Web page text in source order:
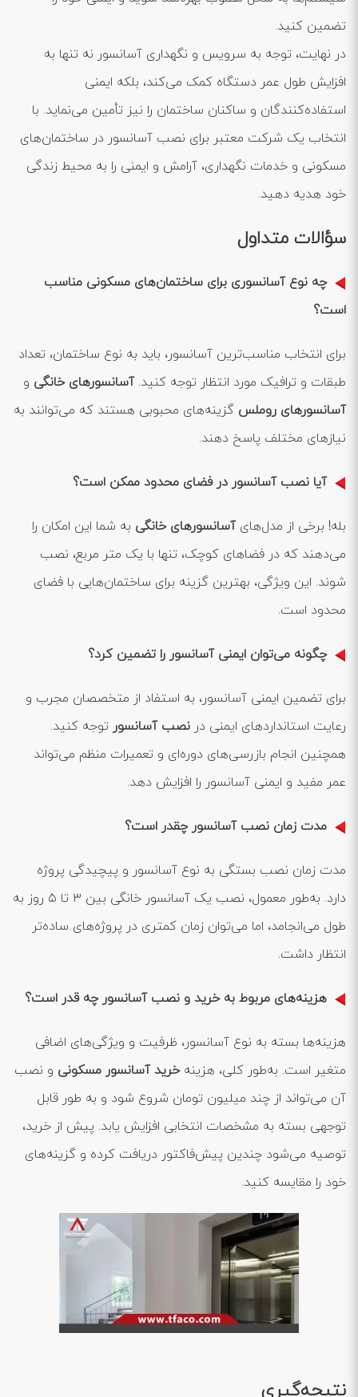
تضمین کنید.
در نهایت، توجه به سرویس و نگهداری آسانسور نه تنها به
افزایش طول عمر دستگاه کمک می‌کند، بلکه ایمنی
استفاده‌کنندگان و ساکنان ساختمان را نیز تأمین می‌نماید. با
انتخاب یک شرکت معتبر برای نصب آسانسور در ساختمان‌های
مسکونی و خدمات نگهداری، آرامش و ایمنی را به محیط زندگی
خود هدیه دهید.
سؤالات متداول
چه نوع آسانسوری برای ساختمان‌های مسکونی مناسب
است؟
برای انتخاب مناسب‌ترین آسانسور، باید به نوع ساختمان، تعداد
طبقات و ترافیک مورد انتظار توجه کنید.آسانسورهای خانگی و
آسانسورهای روملس گزینه‌های محبوبی هستند که می‌توانند به
نیازهای مختلف پاسخ دهند.
آیا نصب آسانسور در فضای محدود ممکن است؟
بله! برخی از مدل‌هایآسانسورهای خانگی به شما این امکان را
می‌دهند که در فضاهای کوچک، تنها با یک متر مربع، نصب
شوند. این ویژگی، بهترین گزینه برای ساختمان‌هایی با فضای
محدود است.
چگونه می‌توان ایمنی آسانسور را تضمین کرد؟
برای تضمین ایمنی آسانسور، به استفاد از متخصصان مجرب و
رعایت استانداردهای ایمنی در نصب آسانسور توجه کنید.
همچنین انجام بازرسی‌های دوره‌ای و تعمیرات منظم می‌تواند
عمر مفید و ایمنی آسانسور را افزایش دهد.
مدت زمان نصب آسانسور چقدر است؟
مدت زمان نصب بستگی به نوع آسانسور و پیچیدگی پروژه
دارد. به‌طور معمول، نصب یک آسانسور خانگی بین ۳ تا ۵ روز به
طول می‌انجامد، اما می‌توان زمان کمتری در پروژه‌های ساده‌تر
انتظار داشت.
هزینه‌های مربوط به خرید و نصب آسانسور چه قدر است؟
هزینه‌ها بسته به نوع آسانسور، ظرفیت و ویژگی‌های اضافی
متغیر است. به‌طور کلی، هزینهخرید آسانسور مسکونی و نصب
آن می‌تواند از چند میلیون تومان شروع شود و به طور قابل
توجهی بسته به مشخصات انتخابی افزایش یابد. پیش از خرید،
توصیه می‌شود چندین پیش‌فاکتور دریافت کرده و گزینه‌های
خود را مقایسه کنید.
نتیجه‌گیری